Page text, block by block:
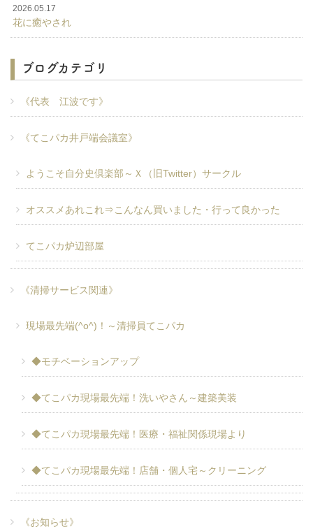
2026.05.17
花に癒やされ
ブログカテゴリ
《代表 江波です》
《てこパカ井戸端会議室》
ようこそ自分史倶楽部～Ｘ（旧Twitter）サークル
オススメあれこれ⇒こんなん買いました・行って良かった
てこパカ炉辺部屋
《清掃サービス関連》
現場最先端(^o^)！～清掃員てこパカ
◆モチベーションアップ
◆てこパカ現場最先端！洗いやさん～建築美装
◆てこパカ現場最先端！医療・福祉関係現場より
◆てこパカ現場最先端！店舗・個人宅～クリーニング
《お知らせ》